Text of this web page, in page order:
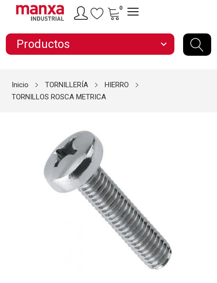
0
Productos expand_more
Inicio TORNILLERÍA
HIERRO
TORNILLOS ROSCA METRICA